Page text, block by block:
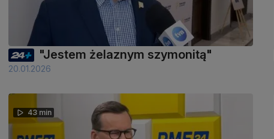
"Jestem żelaznym szymonitą"
20.01.2026
43 min